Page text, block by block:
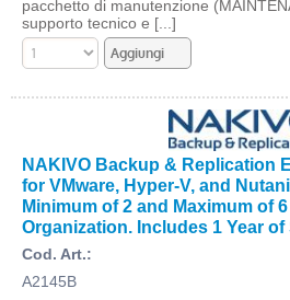
pacchetto di manutenzione
supporto tecnico e [...]
NAKIVO Backup & Replication
for VMware, Hyper-V, and
Minimum of 2 and Maximum of
Organization. Includes 1 Year
Cod. Art.:
A2145B